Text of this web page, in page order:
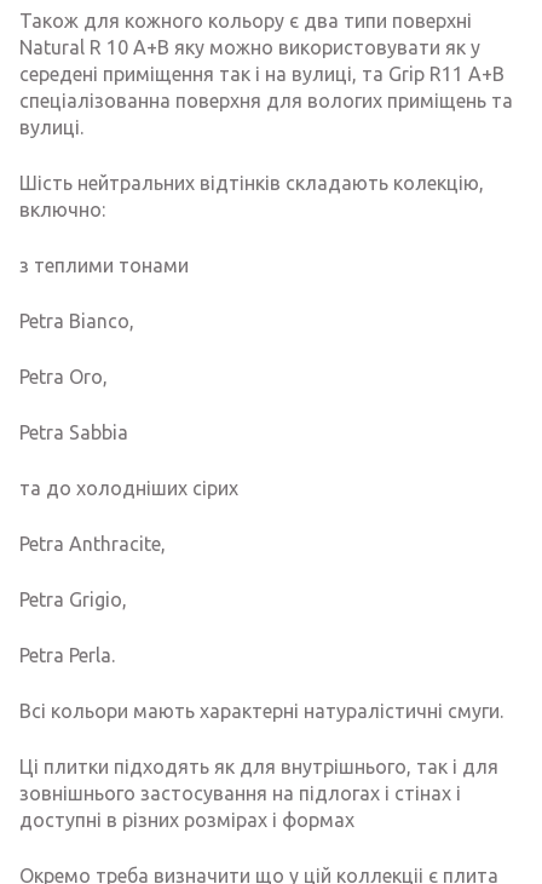
Також для кожного кольору є два типи поверхні
Natural R 10 A+B яку можно використовувати як у
середені приміщення так і на вулиці, та Grip R11 A+B
спеціалізованна поверхня для вологих приміщень та
вулиці.
Шість нейтральних відтінків складають колекцію,
включно:
з теплими тонами
Petra Bianco,
Petra Oro,
Petra Sabbia
та до холодніших сірих
Petra Anthracite,
Petra Grigio,
Petra Perla.
Всі кольори мають характерні натуралістичні смуги.
Ці плитки підходять як для внутрішнього, так і для
зовнішнього застосування на підлогах і стінах і
доступні в різних розмірах і формах
Окремо треба визначити що у цій коллекціі є плита